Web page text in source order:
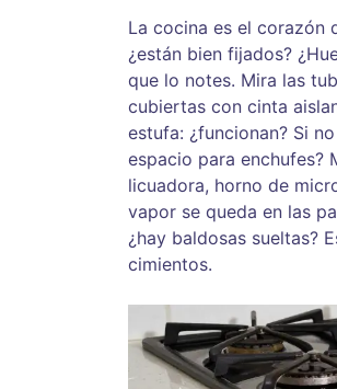
La cocina es el corazón
¿están bien fijados?
que lo notes. Mira las
cubiertas con cinta
estufa: ¿funcionan? Si
espacio para enchufes?
licuadora, horno de
vapor se queda en las
¿hay baldosas sueltas?
cimientos.